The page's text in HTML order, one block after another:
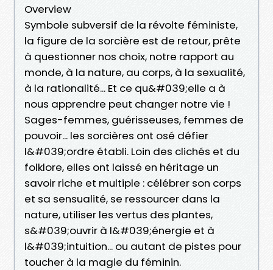
Overview
Symbole subversif de la révolte féministe,
la figure de la sorcière est de retour, prête
à questionner nos choix, notre rapport au
monde, à la nature, au corps, à la sexualité,
à la rationalité... Et ce qu&#039;elle a à
nous apprendre peut changer notre vie !
Sages-femmes, guérisseuses, femmes de
pouvoir... les sorcières ont osé défier
l&#039;ordre établi. Loin des clichés et du
folklore, elles ont laissé en héritage un
savoir riche et multiple : célébrer son corps
et sa sensualité, se ressourcer dans la
nature, utiliser les vertus des plantes,
s&#039;ouvrir à l&#039;énergie et à
l&#039;intuition... ou autant de pistes pour
toucher à la magie du féminin.